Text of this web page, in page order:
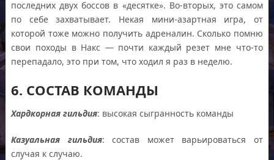
последних двух боссов в «десятке». Во-вторых, это самом
по себе захватывает. Некая мини-азартная игра, от
которой тоже можно получить адреналин. Сколько помню
свои походы в Накс — почти каждый резет мне что-то
перепадало, это при том, что ходил я раз в неделю.
6. СОСТАВ КОМАНДЫ
Хардкорная гильдия: высокая сыгранность команды
Казуальная гильдия: состав может варьироваться от
случая к случаю.